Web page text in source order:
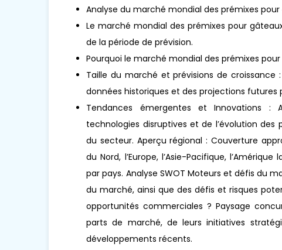
Analyse du marché mondial des prémixes
Le marché mondial des prémixes pour
de la période de prévision.
Pourquoi le marché mondial des prémixes
Taille du marché et prévisions de
données historiques et des projections futures
Tendances émergentes et Innovations :
technologies disruptives et de l’évolution
du secteur. Aperçu régional : Couverture
du Nord, l’Europe, l’Asie-Pacifique,
par pays. Analyse SWOT Moteurs et défis du
du marché, ainsi que des défis et risques
opportunités commerciales ? Paysage
parts de marché, de leurs initiatives
développements récents.